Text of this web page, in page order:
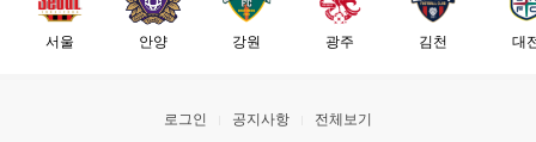
서울 안양 강원 광주 김천 대
로그인 공지사항 전체보기